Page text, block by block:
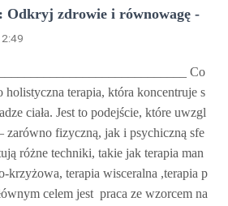
Odkryj zdrowie i równowagę -
Co
holistyczna terapia, która koncentruje s
ciała. Jest to podejście, które uwzgl
zarówno fizyczną, jak i psychiczną sfe
różne techniki, takie jak terapia man
krzyżowa, terapia wisceralna ,terapia p
celem jest praca ze wzorcem na